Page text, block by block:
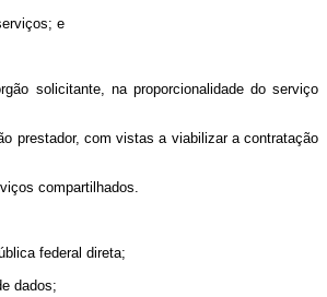
e
solicitante, na proporcionalidade do serviço
prestador, com vistas a viabilizar a contratação
compartilhados.
federal direta;
dados;